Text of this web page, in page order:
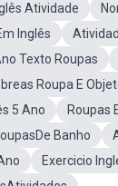
Atividade
Inglês
Texto Roupas
Roupa E
5 Ano
Roupas
Banho
Exercicio